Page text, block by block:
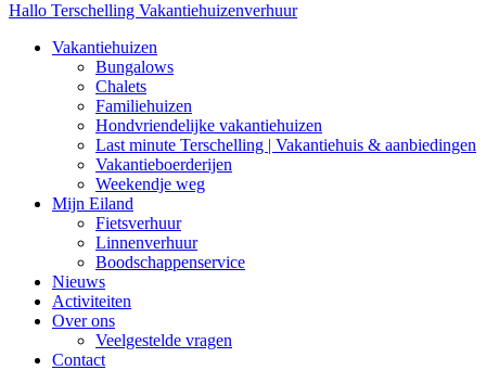
Hallo Terschelling Vakantiehuizenverhuur
Vakantiehuizen
Bungalows
Chalets
Familiehuizen
Hondvriendelijke vakantiehuizen
Last minute Terschelling | Vakantiehuis & aanbiedingen
Vakantieboerderijen
Weekendje weg
Mijn Eiland
Fietsverhuur
Linnenverhuur
Boodschappenservice
Nieuws
Activiteiten
Over ons
Veelgestelde vragen
Contact